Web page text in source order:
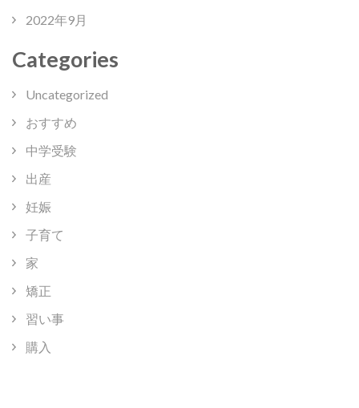
2022年9月
Categories
Uncategorized
おすすめ
中学受験
出産
妊娠
子育て
家
矯正
習い事
購入